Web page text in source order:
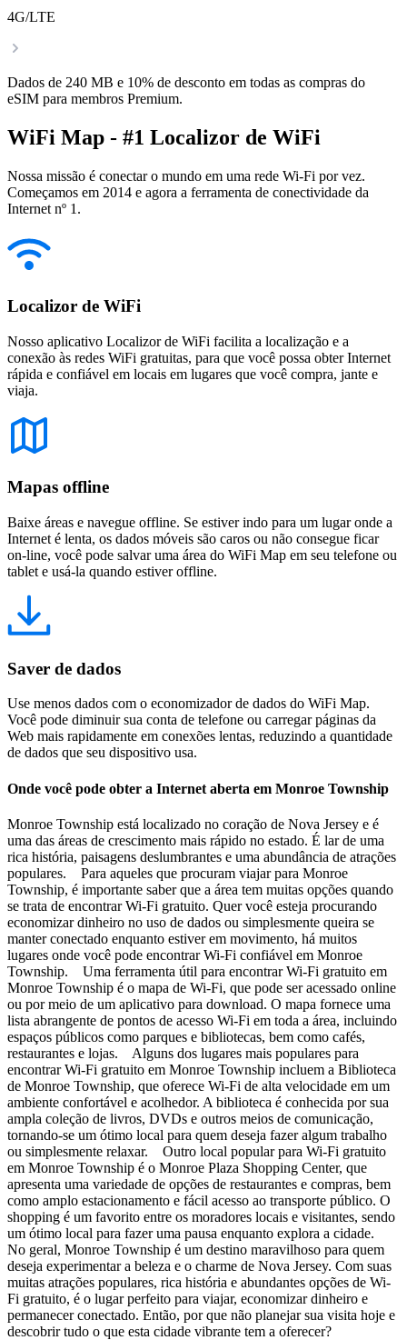
4G/LTE
Dados de 240 MB e 10% de desconto em todas as compras do
eSIM para membros Premium.
WiFi Map - #1 Localizor de WiFi
Nossa missão é conectar o mundo em uma rede Wi-Fi por vez.
Começamos em 2014 e agora a ferramenta de conectividade da
Internet nº 1.
Localizor de WiFi
Nosso aplicativo Localizor de WiFi facilita a localização e a
conexão às redes WiFi gratuitas, para que você possa obter Internet
rápida e confiável em locais em lugares que você compra, jante e
viaja.
Mapas offline
Baixe áreas e navegue offline. Se estiver indo para um lugar onde a
Internet é lenta, os dados móveis são caros ou não consegue ficar
on-line, você pode salvar uma área do WiFi Map em seu telefone ou
tablet e usá-la quando estiver offline.
Saver de dados
Use menos dados com o economizador de dados do WiFi Map.
Você pode diminuir sua conta de telefone ou carregar páginas da
Web mais rapidamente em conexões lentas, reduzindo a quantidade
de dados que seu dispositivo usa.
Onde você pode obter a Internet aberta em Monroe Township
Monroe Township está localizado no coração de Nova Jersey e é
uma das áreas de crescimento mais rápido no estado. É lar de uma
rica história, paisagens deslumbrantes e uma abundância de atrações
populares. Para aqueles que procuram viajar para Monroe
Township, é importante saber que a área tem muitas opções quando
se trata de encontrar Wi-Fi gratuito. Quer você esteja procurando
economizar dinheiro no uso de dados ou simplesmente queira se
manter conectado enquanto estiver em movimento, há muitos
lugares onde você pode encontrar Wi-Fi confiável em Monroe
Township. Uma ferramenta útil para encontrar Wi-Fi gratuito em
Monroe Township é o mapa de Wi-Fi, que pode ser acessado online
ou por meio de um aplicativo para download. O mapa fornece uma
lista abrangente de pontos de acesso Wi-Fi em toda a área, incluindo
espaços públicos como parques e bibliotecas, bem como cafés,
restaurantes e lojas. Alguns dos lugares mais populares para
encontrar Wi-Fi gratuito em Monroe Township incluem a Biblioteca
de Monroe Township, que oferece Wi-Fi de alta velocidade em um
ambiente confortável e acolhedor. A biblioteca é conhecida por sua
ampla coleção de livros, DVDs e outros meios de comunicação,
tornando-se um ótimo local para quem deseja fazer algum trabalho
ou simplesmente relaxar. Outro local popular para Wi-Fi gratuito
em Monroe Township é o Monroe Plaza Shopping Center, que
apresenta uma variedade de opções de restaurantes e compras, bem
como amplo estacionamento e fácil acesso ao transporte público. O
shopping é um favorito entre os moradores locais e visitantes, sendo
um ótimo local para fazer uma pausa enquanto explora a cidade.
No geral, Monroe Township é um destino maravilhoso para quem
deseja experimentar a beleza e o charme de Nova Jersey. Com suas
muitas atrações populares, rica história e abundantes opções de Wi-
Fi gratuito, é o lugar perfeito para viajar, economizar dinheiro e
permanecer conectado. Então, por que não planejar sua visita hoje e
descobrir tudo o que esta cidade vibrante tem a oferecer?